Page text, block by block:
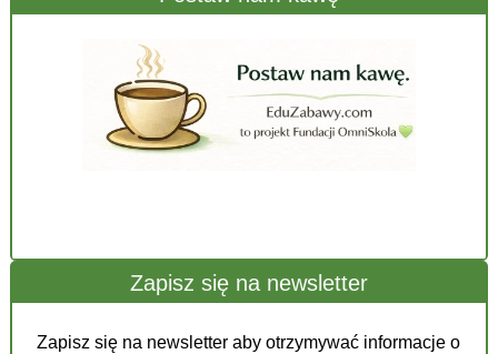
Zapisz się na newsletter
Zapisz się na newsletter aby otrzymywać informacje o